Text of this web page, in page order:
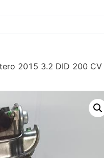
2015 3.2 DID 200 CV